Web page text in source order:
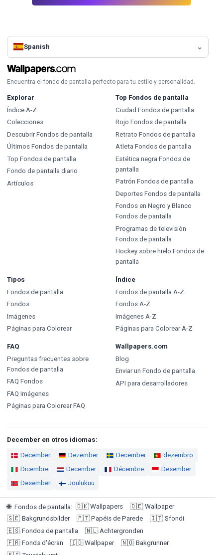
Spanish
Encuentra el fondo de pantalla perfecto para tu estilo y personalidad.
Explorar
Índice A-Z
Colecciones
Descubrir Fondos de pantalla
Últimos Fondos de pantalla
Top Fondos de pantalla
Fondo de pantalla diario
Artículos
Top Fondos de pantalla
Ciudad Fondos de pantalla
Rojo Fondos de pantalla
Retrato Fondos de pantalla
Atleta Fondos de pantalla
Estética negra Fondos de
pantalla
Patrón Fondos de pantalla
Deportes Fondos de pantalla
Fondos en Negro y Blanco
Fondos de pantalla
Programas de televisión
Fondos de pantalla
Hockey sobre hielo Fondos de
pantalla
Tipos
Fondos de pantalla
Fondos
Imágenes
Páginas para Colorear
Índice
Fondos de pantalla A-Z
Fondos A-Z
Imágenes A-Z
Páginas para Colorear A-Z
FAQ
Preguntas frecuentes sobre
Fondos de pantalla
FAQ Fondos
FAQ Imágenes
Páginas para Colorear FAQ
Wallpapers.com
Blog
Enviar un Fondo de pantalla
API para desarrolladores
December en otros idiomas:
December Dezember December
dezembro
Dicembre
December Décembre
Desember
Desember
Joulukuu
🌐 Fondos de pantalla: 🇩🇰 Wallpapers 🇩🇪 Wallpaper
🇸🇪 Bakgrundsbilder 🇵🇹 Papéis de Parede 🇮🇹 Sfondi
🇪🇸 Fondos de pantalla 🇳🇱 Achtergronden
🇫🇷 Fonds d'écran 🇮🇩 Wallpaper 🇳🇴 Bakgrunner